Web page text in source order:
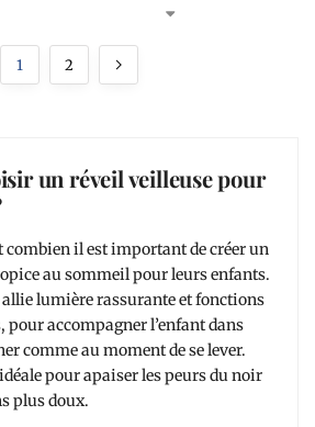
1 2
un réveil veilleuse pour
combien il est important de créer un
au sommeil pour leurs enfants.
allie lumière rassurante et fonctions
pour accompagner l’enfant dans
comme au moment de se lever.
pour apaiser les peurs du noir
plus doux.